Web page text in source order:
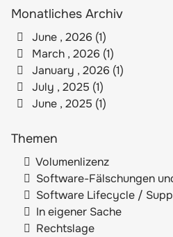
Monatliches Archiv
June , 2026 (1)
March , 2026 (1)
January , 2026 (1)
July , 2025 (1)
June , 2025 (1)
Themen
Volumenlizenz
Software-Fälschungen
Software Lifecycle /
In eigener Sache
Rechtslage